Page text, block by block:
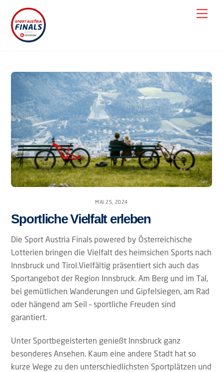
content
MAI 25, 2024
Sportliche Vielfalt erleben
Die Sport Austria Finals powered by Österreichische
Lotterien bringen die Vielfalt des heimsichen Sports nach
Innsbruck und Tirol.Vielfältig präsentiert sich auch das
Sportangebot der Region Innsbruck. Am Berg und im Tal,
bei gemütlichen Wanderungen und Gipfelsiegen, am Rad
oder hängend am Seil – sportliche Freuden sind
garantiert.
Unter Sportbegeisterten genießt Innsbruck ganz
besonderes Ansehen. Kaum eine andere Stadt hat so
kurze Wege zu den unterschiedlichsten Sportplätzen und